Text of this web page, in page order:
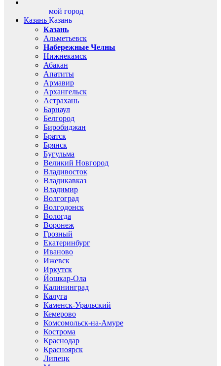
Казань
мой город
Казань
Казань
Альметьевск
Набережные Челны
Нижнекамск
Абакан
Апатиты
Армавир
Архангельск
Астрахань
Барнаул
Белгород
Биробиджан
Братск
Брянск
Бугульма
Великий Новгород
Владивосток
Владикавказ
Владимир
Волгоград
Волгодонск
Вологда
Воронеж
Грозный
Екатеринбург
Иваново
Ижевск
Иркутск
Йошкар-Ола
Калининград
Калуга
Каменск-Уральский
Кемерово
Комсомольск-на-Амуре
Кострома
Краснодар
Красноярск
Липецк